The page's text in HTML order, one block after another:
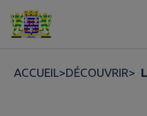
Contenu
ACCUEIL>DÉCOUVRIR>